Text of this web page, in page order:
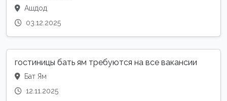
Ашдод
03.12.2025
гостиницы бать ям требуются на все вакансии
Бат Ям
12.11.2025